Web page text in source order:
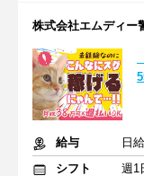
株式会社エムディ
給与
日
シフト
週1